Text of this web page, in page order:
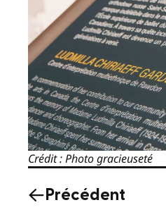
Crédit : Photo gracieuseté
Précédent